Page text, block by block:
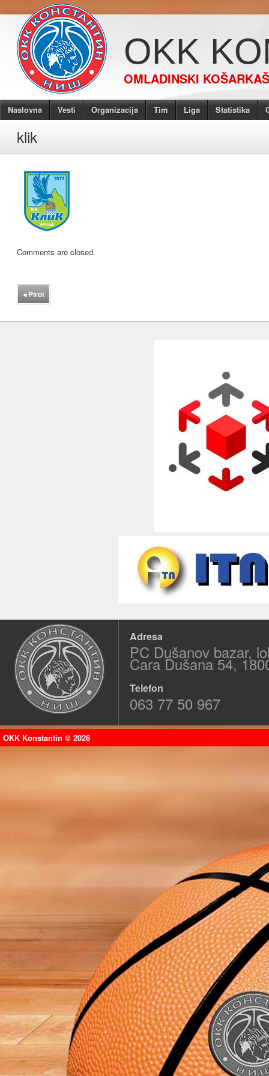
OKK
OMLADINSKI
Naslovna Vesti Organizacija Tim Liga Statistika
klik
Comments are closed.
◂Pirot
Adresa
PC Dušanov bazar,
Cara Dušana 54,
Telefon
063 77 50 967
OKK Konstantin © 2026